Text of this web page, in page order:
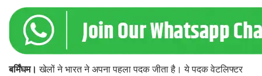
बर्मिंघम। खेलों ने भारत ने अपना पहला पदक जीता है। ये पदक वेटलिफ्टर